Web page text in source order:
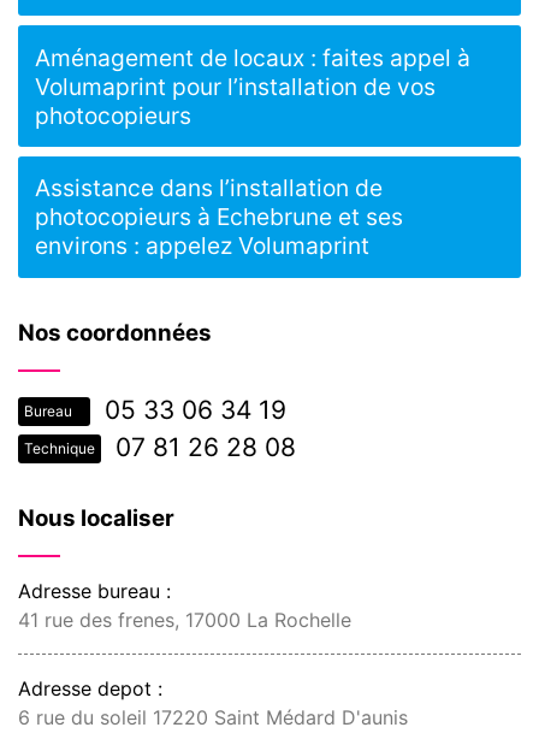
Nos coordonnées
Bureau 05 33 06 34 19
Technique 07 81 26 28 08
Nous localiser
Adresse bureau :
41 rue des frenes, 17000 La Rochelle
Adresse depot :
6 rue du soleil 17220 Saint Médard D'aunis
Aménagement de locaux : faites appel à
Volumaprint pour l’installation de vos
photocopieurs
Assistance dans l’installation de
photocopieurs à Echebrune et ses
environs : appelez Volumaprint